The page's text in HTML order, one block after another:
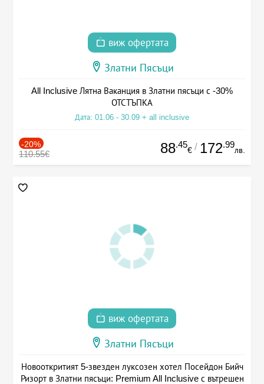
виж офертата
Златни Пясъци
All Inclusive Лятна Ваканция в Златни пясъци с -30%
ОТСТЪПКА
Дата: 01.06 - 30.09 + all inclusive
-20%
110.55€ 88.45
€ / 172.99
лв.
виж офертата
Златни Пясъци
Новооткритият 5-звезден луксозен хотел Посейдон Бийч
Ризорт в Златни пясъци: Premium All Inclusive с вътрешен